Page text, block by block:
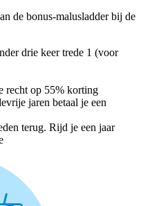
de bonus-malusladder bij de
drie keer trede 1 (voor
recht op 55% korting
jaren betaal je een
terug. Rijd je een jaar